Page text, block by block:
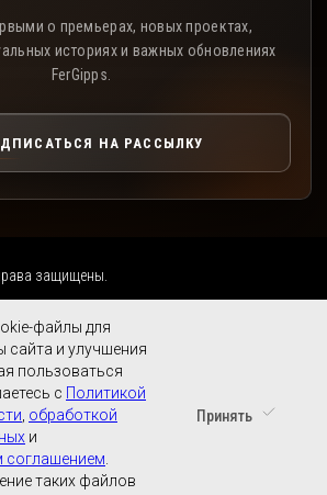
о премьерах, новых проектах,
историях и важных обновлениях
FerGipps.
НА РАССЫЛКУ
защищены.
файлы для
сайта и улучшения
пользоваться
с Политикой
обработкой
и
соглашением
таких файлов
Принять